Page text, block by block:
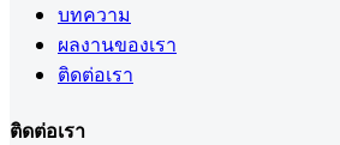
บทความ
ผลงานของเรา
ติดต่อเรา
ติดต่อเรา